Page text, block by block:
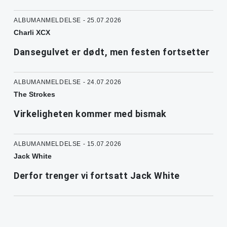
ALBUMANMELDELSE - 25.07.2026
Charli XCX
Dansegulvet er dødt, men festen fortsetter
ALBUMANMELDELSE - 24.07.2026
The Strokes
Virkeligheten kommer med bismak
ALBUMANMELDELSE - 15.07.2026
Jack White
Derfor trenger vi fortsatt Jack White